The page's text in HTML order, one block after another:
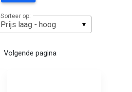
Sorteer op:
Volgende pagina